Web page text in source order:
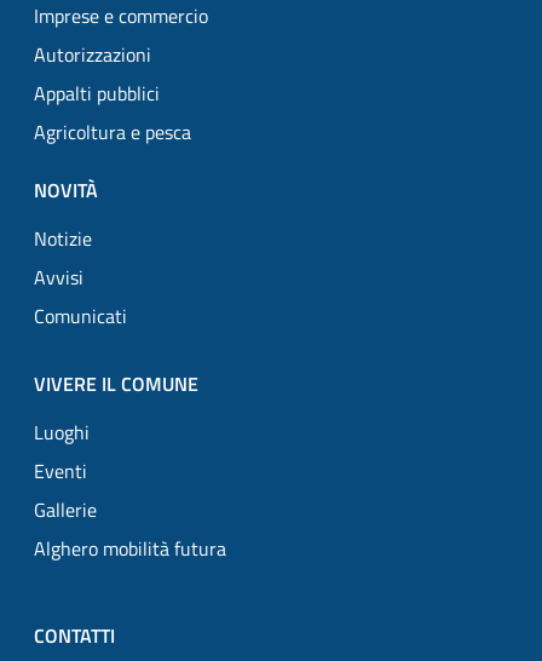
Imprese e commercio
Autorizzazioni
Appalti pubblici
Agricoltura e pesca
NOVITÀ
Notizie
Avvisi
Comunicati
VIVERE IL COMUNE
Luoghi
Eventi
Gallerie
Alghero mobilità futura
CONTATTI